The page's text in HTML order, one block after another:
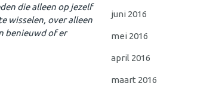
die alleen op jezelf
wisselen, over alleen
benieuwd of er
juni 2016
mei 2016
april 2016
maart 2016